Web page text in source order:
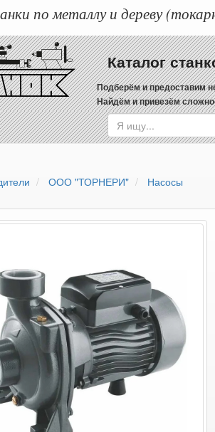
по металлу и дереву
Каталог
Подберём и предоставим
Найдём и привезём
ООО "ТОРНЕРИ" Насосы